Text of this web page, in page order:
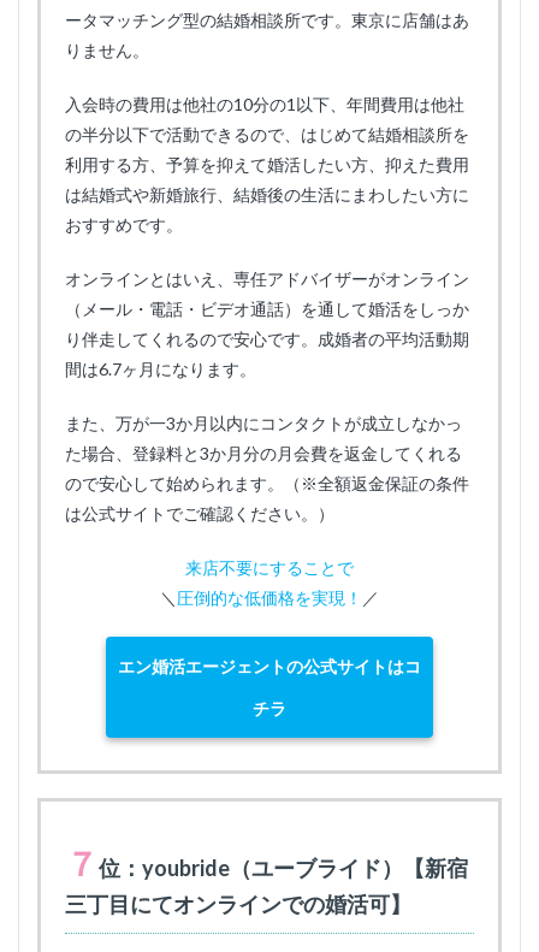
ータマッチング型の結婚相談所です。東京に店舗はあ
りません。
入会時の費用は他社の10分の1以下、年間費用は他社
の半分以下で活動できるので、はじめて結婚相談所を
利用する方、予算を抑えて婚活したい方、抑えた費用
は結婚式や新婚旅行、結婚後の生活にまわしたい方に
おすすめです。
オンラインとはいえ、専任アドバイザーがオンライン
（メール・電話・ビデオ通話）を通して婚活をしっか
り伴走してくれるので安心です。成婚者の平均活動期
間は6.7ヶ月になります。
また、万が一3か月以内にコンタクトが成立しなかっ
た場合、登録料と3か月分の月会費を返金してくれる
ので安心して始められます。（※全額返金保証の条件
は公式サイトでご確認ください。）
来店不要にすることで
＼ 圧倒的な低価格を実現！ ／
エン婚活エージェントの公式サイトはコ
チラ
７ 位：youbride（ユーブライド）【新宿
三丁目にてオンラインでの婚活可】